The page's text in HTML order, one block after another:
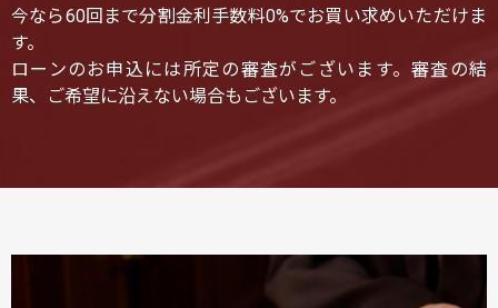
今なら60回まで分割金利手数料0%でお買い求めいただけま
す。
ローンのお申込には所定の審査がございます。審査の結
果、ご希望に沿えない場合もございます。